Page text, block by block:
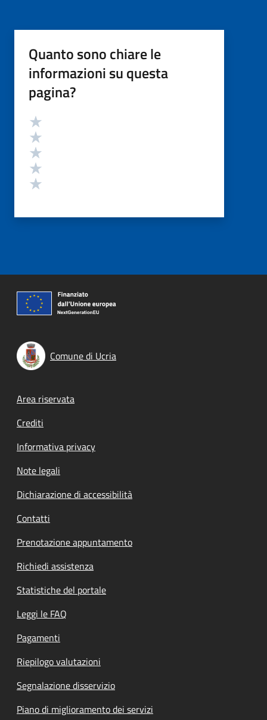
Quanto sono chiare le
informazioni su questa
pagina?
Valutazione
Comune di Ucria
Footer menu
Area riservata
Crediti
Informativa privacy
Note legali
Dichiarazione di accessibilità
Contatti
Prenotazione appuntamento
Richiedi assistenza
Statistiche del portale
Leggi le FAQ
Pagamenti
Riepilogo valutazioni
Segnalazione disservizio
Piano di miglioramento dei servizi